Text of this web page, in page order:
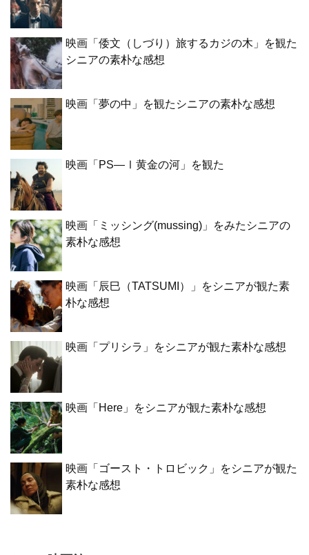
映画「倭文（しづり）旅するカジの木」を観た
シニアの素朴な感想
映画「夢の中」を観たシニアの素朴な感想
映画「PS―Ⅰ黄金の河」を観た
映画「ミッシング(mussing)」をみたシニアの
素朴な感想
映画「辰巳（TATSUMI）」をシニアが観た素
朴な感想
映画「プリシラ」をシニアが観た素朴な感想
映画「Here」をシニアが観た素朴な感想
映画「ゴースト・トロビック」をシニアが観た
素朴な感想